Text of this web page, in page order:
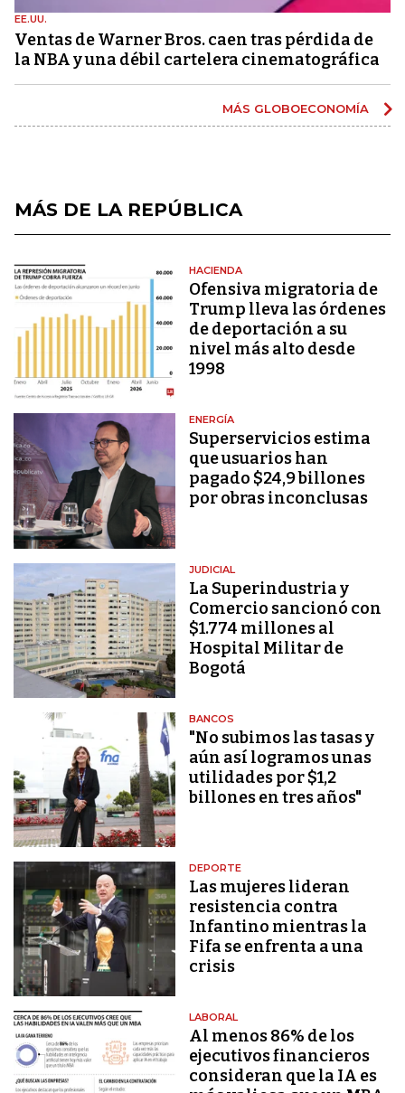
EE.UU.
Ventas de Warner Bros. caen tras pérdida de
la NBA y una débil cartelera cinematográfica
MÁS GLOBOECONOMÍA
MÁS DE LA REPÚBLICA
HACIENDA
Ofensiva migratoria de
Trump lleva las órdenes
de deportación a su
nivel más alto desde
1998
ENERGÍA
Superservicios estima
que usuarios han
pagado $24,9 billones
por obras inconclusas
JUDICIAL
La Superindustria y
Comercio sancionó con
$1.774 millones al
Hospital Militar de
Bogotá
BANCOS
"No subimos las tasas y
aún así logramos unas
utilidades por $1,2
billones en tres años"
DEPORTE
Las mujeres lideran
resistencia contra
Infantino mientras la
Fifa se enfrenta a una
crisis
LABORAL
Al menos 86% de los
ejecutivos financieros
consideran que la IA es